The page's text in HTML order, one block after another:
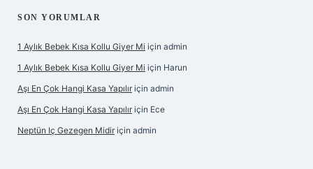
SON YORUMLAR
1 Aylık Bebek Kısa Kollu Giyer Mi için admin
1 Aylık Bebek Kısa Kollu Giyer Mi için Harun
Aşı En Çok Hangi Kasa Yapılır için admin
Aşı En Çok Hangi Kasa Yapılır için Ece
Neptün Iç Gezegen Midir için admin